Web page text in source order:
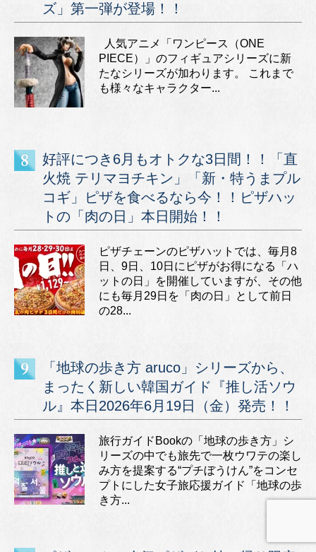
ズ」第一弾が登場！！
人気アニメ「ワンピース（ONE
PIECE）」のフィギュアシリーズに新
たなシリーズが加わります。 これまで
も様々なキャラクター...
好評につき6月もオトクな3日間！！「直
火焼 テリマヨチキン」「新・特うまプル
コギ」ピザを食べるなら今！！ピザハッ
トの「肉の日」本日開始！！
ピザチェーンのピザハットでは、毎月8
日、9日、10日にピザがお得になる「ハ
ットの日」を開催していますが、その他
にも毎月29日を「肉の日」として前日
の28...
「地球の歩き方 aruco」シリーズから、
まったく新しい韓国ガイド『推し活ソウ
ル』本日2026年6月19日（金）発売！！
旅行ガイドBookの「地球の歩き方」シ
リーズの中でも旅先で一枚ウワテの楽し
み方を提案する“プチぼうけん”をコンセ
プトにした女子旅応援ガイド「地球の歩
き方...